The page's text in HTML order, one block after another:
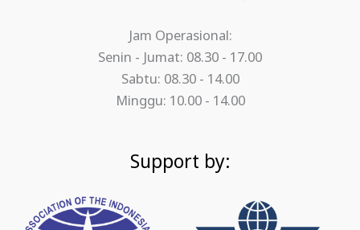
Jam Operasional:
Senin - Jumat: 08.30 - 17.00
Sabtu: 08.30 - 14.00
Minggu: 10.00 - 14.00
Support by: